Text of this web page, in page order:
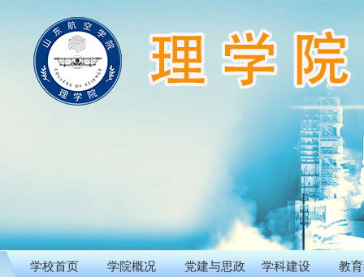
学校首页 学院概况 党建与思政 学科建设 教